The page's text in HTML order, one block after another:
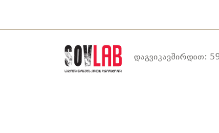
დაგვიკავშირდით: